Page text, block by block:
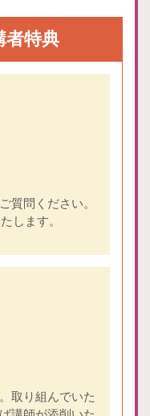
者特典
質問ください。
します。
取り組んでいた